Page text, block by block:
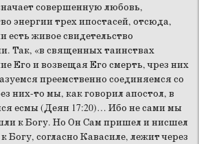
совершенную любовь,
энергии трех ипостасей, отсюда,
есть живое свидетельство
Так, «в священных таинствах
Его и возвещая Его смерть, чрез них
преемственно соединяемся со
них-то мы, как говорил апостол, в
есмы (Деян 17:20)… Ибо не сами мы
к Богу. Но Он Сам пришел и нисшел
Богу, согласно Кавасиле, лежит через